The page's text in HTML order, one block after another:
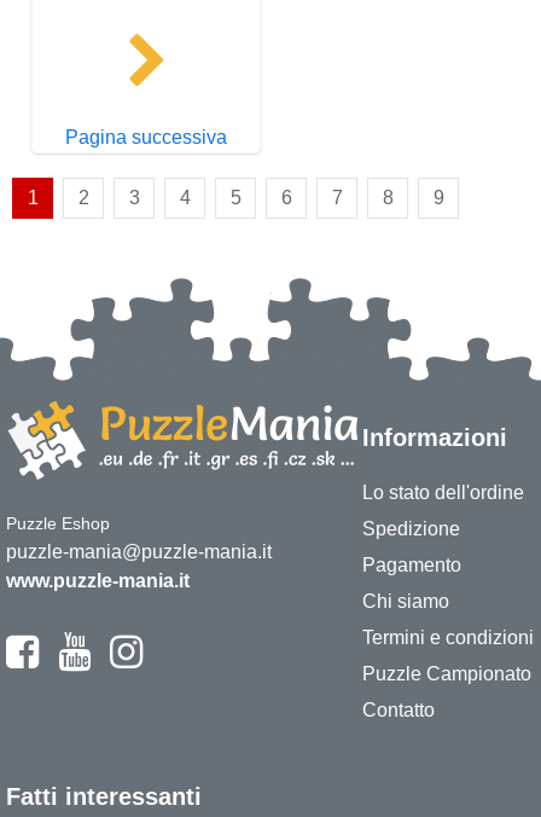
Pagina successiva
1 2 3 4 5 6 7 8 9
Puzzle Eshop
puzzle-mania@puzzle-mania.it
www.puzzle-mania.it
Informazioni
Lo stato dell'ordine
Spedizione
Pagamento
Chi siamo
Termini e condizioni
Puzzle Campionato
Contatto
Fatti interessanti